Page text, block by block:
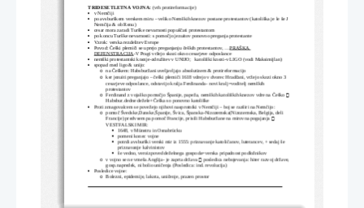
TRIDESETLETNA VOJNA: (vrh protireformacije)
 v Nemčiji

po avsburškem verskem miru – veliko Nemških knezov postane protestantov (katoliška je le še J
Nemčija & ob Renu)
 cesar mora zaradi Turške nevarnosti popuščati protestantom
 po koncu Turške nevarnosti: s pomočjo jezuitov ponovno preganja protestante
 Vzrok: verska rezdelitev Evrope
 Povod: Češki plemiči se uprejo preganjanju čeških protestantov, ...PRAŠKA
DEFENSTRACIJA-V Pragi vržejo skozi okno cesarjeve odposlance
 nemški protestantski knezje-združitev v UNIJO;   katoliški knezi-v LIGO (vodi Maksimijlan)

spopad med ligo & unijo:
o na Češkem: Habsburžani uveljavljajo absolutizem & protireformacijo
o ker jezuiti preganjajo – češki plemiči 1618 vdrejo v dvorec Hradčani, vržejo skozi okno 3
cesarjeve odposlance, odstavijo kralja Ferdinanda- novi kralj=voditelj nemških
protestantov
o Ferdinand z vojaško pomočjo Španije, papeža, nemških katoliških knezov vdre na Češko 
Habsbur.dedne dežele+Češka so ponovno katoliške

Proti zmagovalcem se povežejo njihovi nasprotniki v Nemčiji – boj se razširi na Nemčijo:
o pomoč Švedske,Danske,Španije, Švica, Španska-Nizozemska(Nizozemska, Belgija, deli
Francije) predvsem pa pomoč Francije, prisili Habsburžane na mirovna pogajanja 
VESTFALSKI MIR:

1648, v Münstru in Osnabrücku

pomeni konec vojne

potrdi avsburški verski mir iz 1555: priznavanje katoličanov, luterancev, + sedaj še
priznavanje kalvinistov

še vedno, veroizpoved deželnega gospoda=verska pripadnost podložnikov
o v vojno se ne vmeša Anglija- je zaprta država  posledica nebojevanja: hiter razvoj države,
gosp.napredek, ni bolio uničenja (Posledica: ind. revolucija)

Posledice vojne:
o Bolezni, epidemije, lakota, uničenje, prazen prostor